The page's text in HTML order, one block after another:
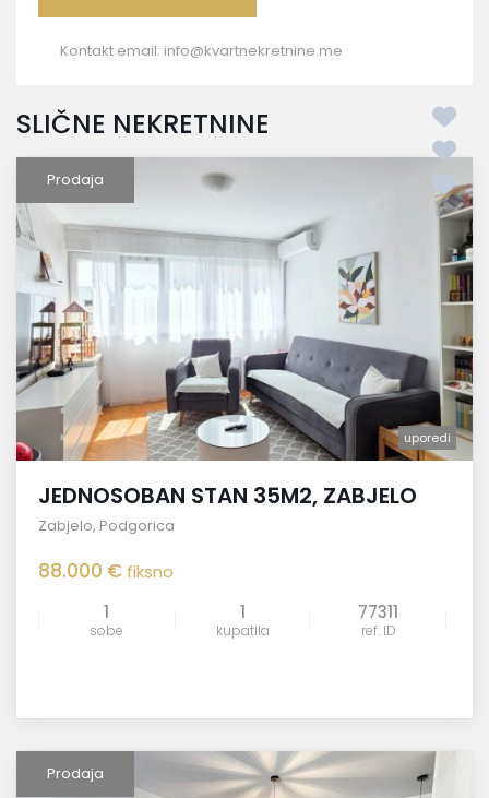
Kontakt email: info@kvartnekretnine.me
SLIČNE NEKRETNINE
Prodaja
uporedi
JEDNOSOBAN STAN 35M2, ZABJELO
Zabjelo, Podgorica
88.000 € fiksno
1
sobe
1
kupatila
77311
ref. ID
Prodaja